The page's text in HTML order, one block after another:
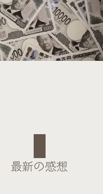
最新の感想